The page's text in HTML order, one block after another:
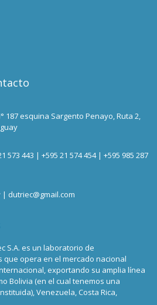
187 esquina Sargento Penayo, Ruta 2,
573 443 | +595 21 574 454 | +595 985 287
| dutriec@gmail.com
S.A. es un laboratorio de
que opera en el mercado nacional
exportando su amplia línea
Bolivia (en el cual tenemos una
Venezuela, Costa Rica,